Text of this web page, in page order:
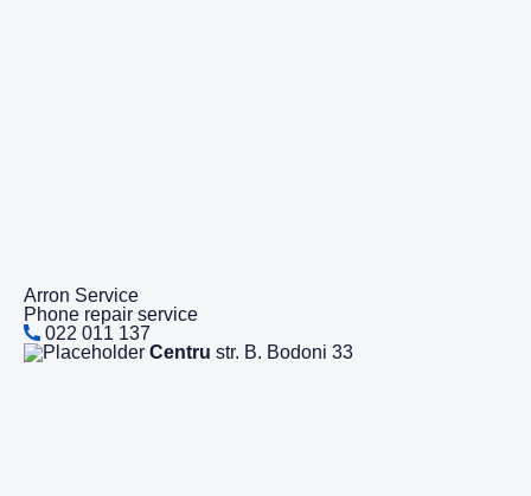
Arron Service
Phone repair service
022 011 137
Centru str. B. Bodoni 33